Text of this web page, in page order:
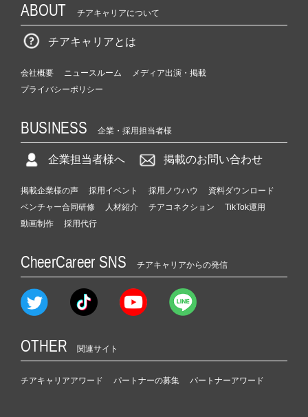
ABOUT チアキャリアについて
チアキャリアとは
会社概要 ニュースルーム
メディア出演・掲載
プライバシーポリシー
BUSINESS 企業・採用担当者様
企業担当者様へ 掲載のお問い合わせ
掲載企業様の声 採用イベント 採用ノウハウ
資料ダウンロード
ベンチャー合同研修
人材紹介 チアコネクション
TikTok運用
動画制作
採用代行
CheerCareer SNS チアキャリアからの発信
OTHER 関連サイト
チアキャリアアワード パートナーの募集 パートナーアワード